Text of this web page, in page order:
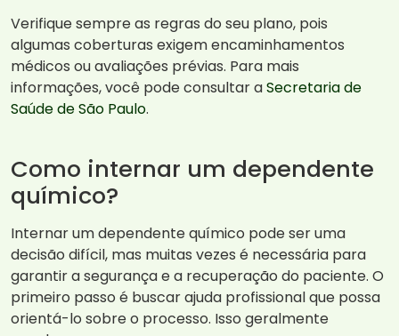
Verifique sempre as regras do seu plano, pois
algumas coberturas exigem encaminhamentos
médicos ou avaliações prévias. Para mais
informações, você pode consultar aSecretaria de
Saúde de São Paulo.
Como internar um dependente
químico?
Internar um dependente químico pode ser uma
decisão difícil, mas muitas vezes é necessária para
garantir a segurança e a recuperação do paciente. O
primeiro passo é buscar ajuda profissional que possa
orientá-lo sobre o processo. Isso geralmente